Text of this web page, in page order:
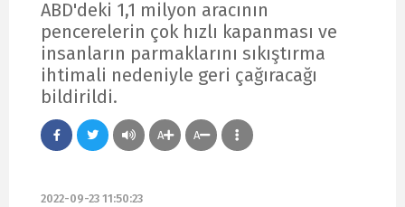
ABD'deki 1,1 milyon aracının
pencerelerin çok hızlı kapanması ve
insanların parmaklarını sıkıştırma
ihtimali nedeniyle geri çağıracağı
bildirildi.
A A
2022-09-23 11:50:23